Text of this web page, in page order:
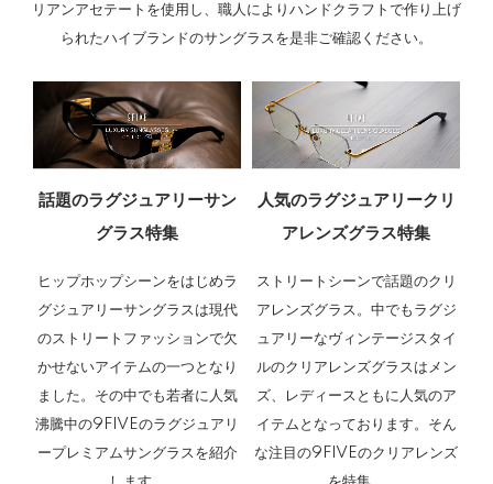
リアンアセテートを使用し、職人によりハンドクラフトで作り上げ
られたハイブランドのサングラスを是非ご確認ください。
話題のラグジュアリーサン
グラス特集
ヒップホップシーンをはじめラ
グジュアリーサングラスは現代
のストリートファッションで欠
かせないアイテムの一つとなり
ました。その中でも若者に人気
沸騰中の9FIVEのラグジュアリ
ープレミアムサングラスを紹介
人気のラグジュアリークリ
アレンズグラス特集
ストリートシーンで話題のクリ
アレンズグラス。中でもラグジ
ュアリーなヴィンテージスタイ
ルのクリアレンズグラスはメン
ズ、レディースともに人気のア
イテムとなっております。そん
な注目の9FIVEのクリアレンズ